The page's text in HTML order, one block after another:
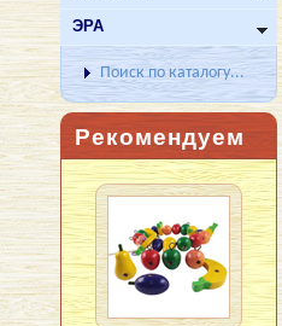
ЭРА
Поиск по каталогу...
Рекомендуем